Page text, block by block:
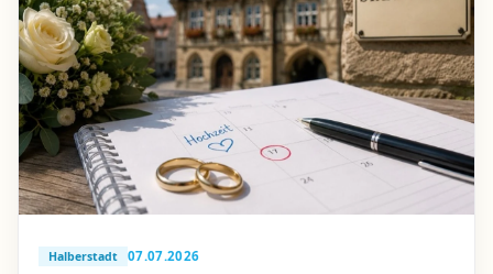
Halberstadt 07.07.2026